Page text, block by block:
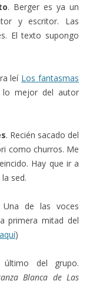
. Berger es ya un
y escritor. Las
El texto supongo
leí Los fantasmas
lo mejor del autor
. Recién sacado del
como churros. Me
Hay que ir a
sed.
Una de las voces
primera mitad del
)
del grupo.
Blanca de Las